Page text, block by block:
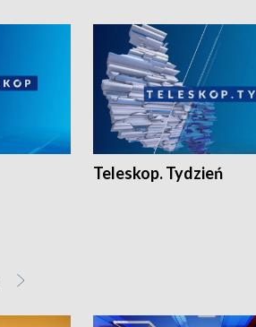
Teleskop. Tydzień